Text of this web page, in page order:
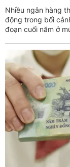
Nhiều ngân hàng
động trong bối
đoạn cuối năm ở
trong thời gian tới.